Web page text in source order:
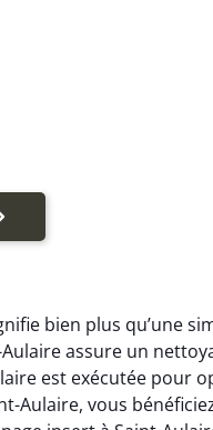
bien plus qu’une
assure un
est exécutée pour
Aulaire, vous